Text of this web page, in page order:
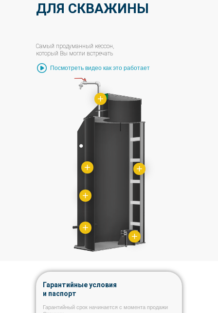
ДЛЯ СКВАЖИНЫ
Самый продуманный кессон,
который Вы могли встречать
Посмотреть видео как это работает
Гарантийные условия
и паспорт
Гарантийный срок начинается с момента продажи